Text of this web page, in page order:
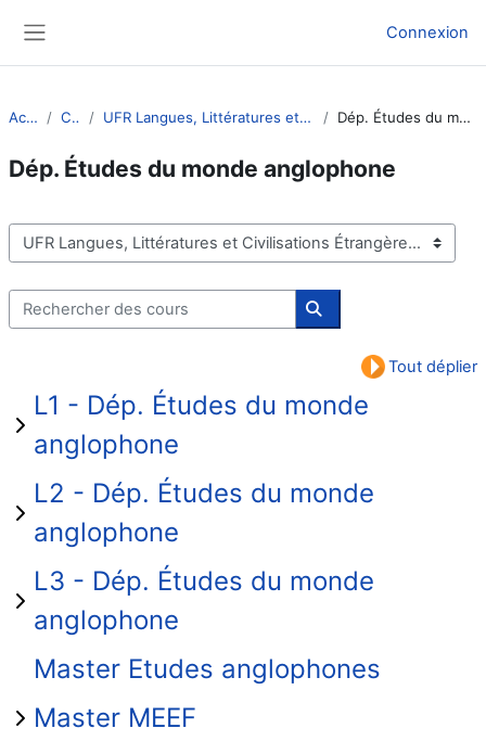
Connexion
Accueil Cours UFR Langues, Littératures et Civilisations Étrangères Dép. Études du monde anglophone
Dép. Études du monde anglophone
Catégories de cours
Rechercher des cours
Rechercher des cours
Tout déplier
L1 - Dép. Études du monde
anglophone
L2 - Dép. Études du monde
anglophone
L3 - Dép. Études du monde
anglophone
Master Etudes anglophones
Master MEEF